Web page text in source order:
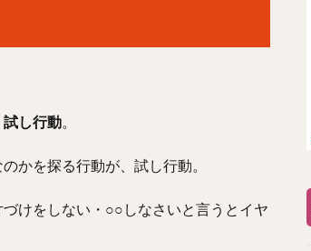
試し行動
かを探る行動が、試し行動。
けをしない・○○しなさいと言うとイヤ